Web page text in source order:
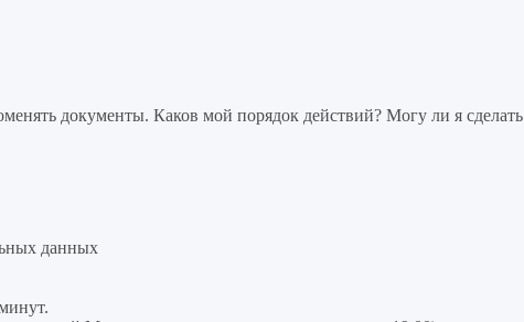
документы. Каков мой порядок действий? Могу ли я сделать
данных